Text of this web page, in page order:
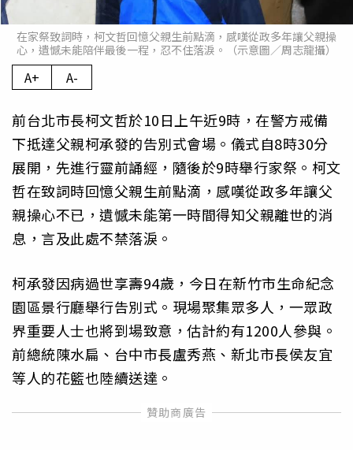
在家祭致詞時，柯文哲回憶父親生前點滴，感嘆從政多年讓父親操
心，遺憾未能陪伴最後一程，忍不住落淚。（示意圖／周志龍攝）
A+ A-
前台北市長柯文哲於10日上午近9時，在警方戒備
下抵達父親柯承發的告別式會場。儀式自8時30分
展開，先進行靈前誦經，隨後於9時舉行家祭。柯文
哲在致詞時回憶父親生前點滴，感嘆從政多年讓父
親操心不已，遺憾未能第一時間得知父親離世的消
息，言及此處不禁落淚。
柯承發因病過世享壽94歲，今日在新竹市生命紀念
園區景行廳舉行告別式。現場聚集眾多人，一眾政
界重要人士也將到場致意，估計約有1200人參與。
前總統陳水扁、台中市長盧秀燕、新北市長侯友宜
等人的花籃也陸續送達。